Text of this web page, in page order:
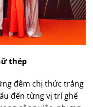
thép
đêm chị thức trắng
đến từng vị trí ghế